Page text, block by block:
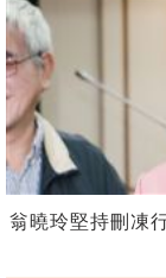
翁曉玲堅持刪凍